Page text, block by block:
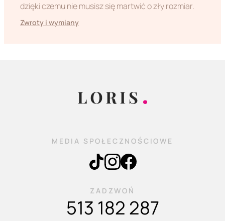
dzięki czemu nie musisz się martwić o zły rozmiar.
Zwroty i wymiany
MEDIA SPOŁECZNOŚCIOWE
ZADZWOŃ
513 182 287